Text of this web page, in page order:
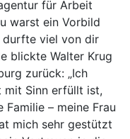
für Arbeit
warst ein Vorbild
durfte viel von dir
blickte Walter Krug
zurück: „Ich
mit Sinn erfüllt ist,
– meine Frau
mich sehr gestützt